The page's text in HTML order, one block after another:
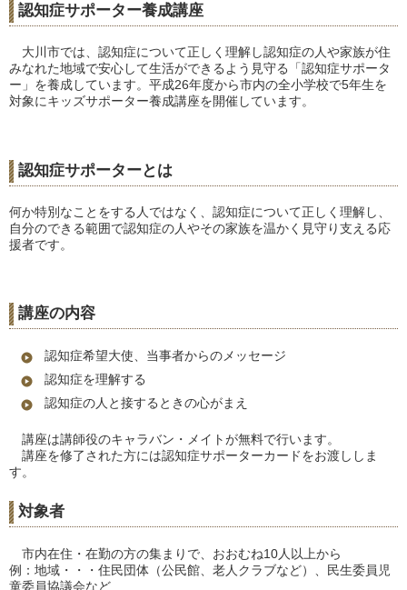
認知症サポーター養成講座
大川市では、認知症について正しく理解し認知症の人や家族が住
みなれた地域で安心して生活ができるよう見守る「認知症サポータ
ー」を養成しています。平成26年度から市内の全小学校で5年生を
対象にキッズサポーター養成講座を開催しています。
認知症サポーターとは
何か特別なことをする人ではなく、認知症について正しく理解し、
自分のできる範囲で認知症の人やその家族を温かく見守り支える応
援者です。
講座の内容
認知症希望大使、当事者からのメッセージ
認知症を理解する
認知症の人と接するときの心がまえ
講座は講師役のキャラバン・メイトが無料で行います。
講座を修了された方には認知症サポーターカードをお渡ししま
す。
対象者
市内在住・在勤の方の集まりで、おおむね10人以上から
例：地域・・・住民団体（公民館、老人クラブなど）、民生委員児
童委員協議会など